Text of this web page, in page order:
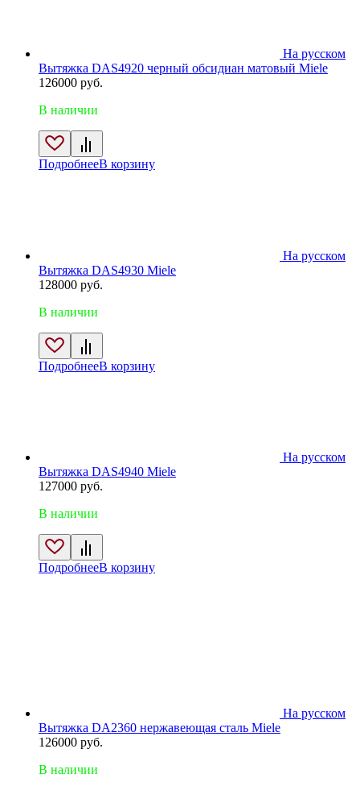
На русском
Вытяжка DAS4920 черный обсидиан матовый Miele
126000 руб.
В наличии
ПодробнееВ корзину
На русском
Вытяжка DAS4930 Miele
128000 руб.
В наличии
ПодробнееВ корзину
На русском
Вытяжка DAS4940 Miele
127000 руб.
В наличии
ПодробнееВ корзину
На русском
Вытяжка DA2360 нержавеющая сталь Miele
126000 руб.
В наличии